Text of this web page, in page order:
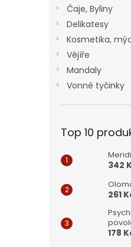
Čaje, Byliny
Delikatesy
Kosmetika,
Vějíře
Mandaly
Vonné tyčinky
Top 10
342
261
178